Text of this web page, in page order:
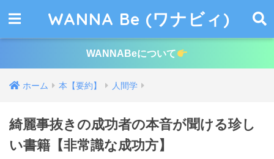
WANNA Be (ワナビィ)
WANNABeについて
ホーム 本【要約】 人間学
綺麗事抜きの成功者の本音が聞ける珍し
い書籍【非常識な成功方】